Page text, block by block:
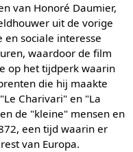
van Honoré Daumier,
uit de vorige
sociale interesse
waardoor de film
op het tijdperk waarin
die hij maakte
Charivari" en "La
de "kleine" mensen en
een tijd waarin er
van Europa.